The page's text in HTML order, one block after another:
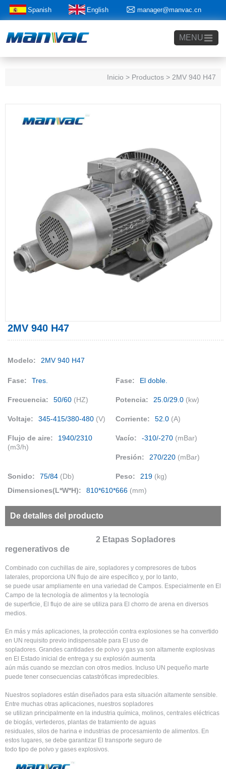
Spanish English manager@manvac.cn
+86-15014788350
MENU
Inicio > Productos > 2MV 940 H47
2MV 940 H47
Modelo: 2MV 940 H47
Fase: Tres. Fase: El doble.
Frecuencia: 50/60 (HZ) Potencia: 25.0/29.0 (kw)
Voltaje: 345-415/380-480 (V) Corriente: 52.0 (A)
Flujo de aire:
1940/2310
(m3/h)
Vacío: -310/-270 (mBar)
Presión: 270/220 (mBar)
Sonido: 75/84 (Db) Peso: 219 (kg)
Dimensiones(L*W*H):
810*610*666 (mm)
De detalles del producto
2 Etapas Sopladores
regenerativos de
Combinado con cuchillas de aire, sopladores y compresores de tubos
laterales, proporciona UN flujo de aire específico y, por lo tanto,
se puede usar ampliamente en una variedad de Campos. Especialmente en El
Campo de la tecnología de alimentos y la tecnología
de superficie, El flujo de aire se utiliza para El chorro de arena en diversos
medios.
En más y más aplicaciones, la protección contra explosiones se ha convertido
en UN requisito previo indispensable para El uso de
sopladores. Grandes cantidades de polvo y gas ya son altamente explosivas
en El Estado inicial de entrega y su explosión aumenta
aún más cuando se mezclan con otros medios. Incluso UN pequeño marte
puede tener consecuencias catastróficas impredecibles.
Nuestros sopladores están diseñados para esta situación altamente sensible.
Entre muchas otras aplicaciones, nuestros sopladores
se utilizan principalmente en la industria química, molinos, centrales eléctricas
de biogás, vertederos, plantas de tratamiento de aguas
residuales, silos de harina e industrias de procesamiento de alimentos. En
estos lugares, se debe garantizar El transporte seguro de
todo tipo de polvo y gases explosivos. ​